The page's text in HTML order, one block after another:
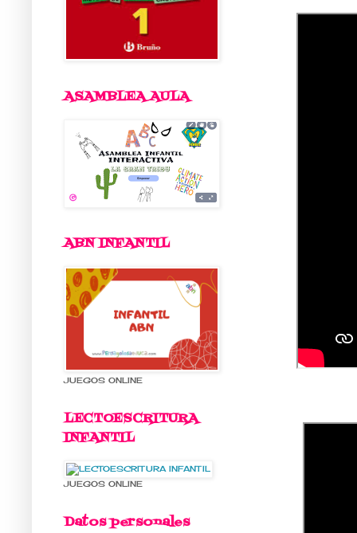
ASAMBLEA AULA
ABN INFANTIL
JUEGOS ONLINE
LECTOESCRITURA
INFANTIL
JUEGOS ONLINE
Datos personales